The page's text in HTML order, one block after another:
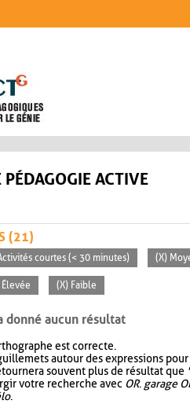
ACTIVE
(21)
courtes (< 30 minutes) (X)
Élevée (X) Faible
donné aucun résultat
est correcte.
autour des expressions
souvent plus de résultat que
votre recherche avec OR. garage
.